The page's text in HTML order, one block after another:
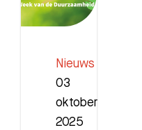
Nieuws
03
oktober
2025